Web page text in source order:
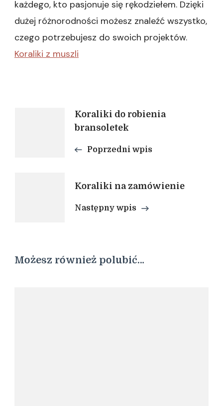
każdego, kto pasjonuje się rękodziełem. Dzięki
dużej różnorodności możesz znaleźć wszystko,
czego potrzebujesz do swoich projektów.
Koraliki z muszli
Nawigacja
wpisu
Koraliki do robienia
bransoletek
Poprzedni wpis
Koraliki na zamówienie
Następny wpis
Możesz również polubić…